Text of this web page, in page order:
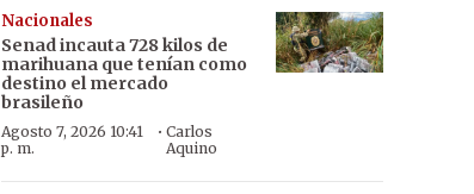
Nacionales
Senad incauta 728 kilos de
marihuana que tenían como
destino el mercado
brasileño
Agosto 7, 2026 10:41
p. m.
· Carlos
Aquino